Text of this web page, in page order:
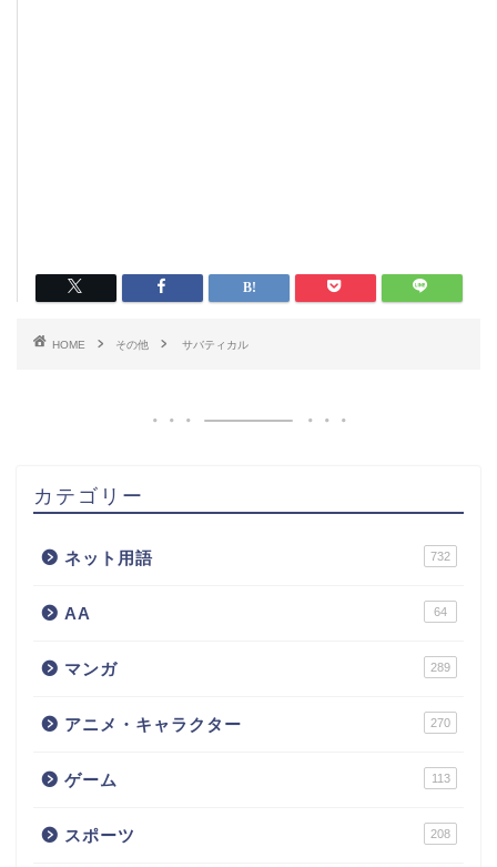
HOME その他 サバティカル
カテゴリー
ネット用語 732
AA 64
マンガ 289
アニメ・キャラクター 270
ゲーム 113
スポーツ 208